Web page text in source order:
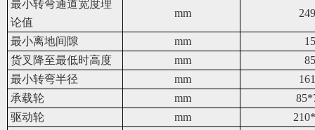
最小转弯通道宽度理
论值
mm
最小离地间隙 mm
15
货叉降至最低时高度
mm
85
最小转弯半径
mm
承载轮
mm
驱动轮
mm